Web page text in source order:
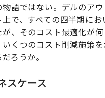
語ではない。デルのア
で、すべての四半期に
、そのコスト最適化が
くつのコスト削減施策
ろうか。
スケース